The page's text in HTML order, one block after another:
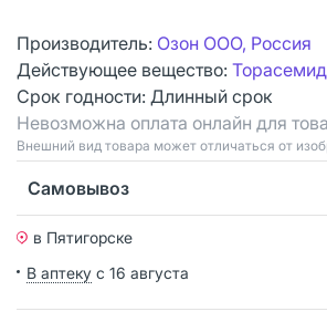
Производитель: Озон ООО, Россия
Действующее вещество: Торасемид
Срок годности: Длинный срок
Невозможна оплата онлайн для
Bнешний вид товара может отличаться от
Самовывоз
в Пятигорске
В аптеку с 16 августа